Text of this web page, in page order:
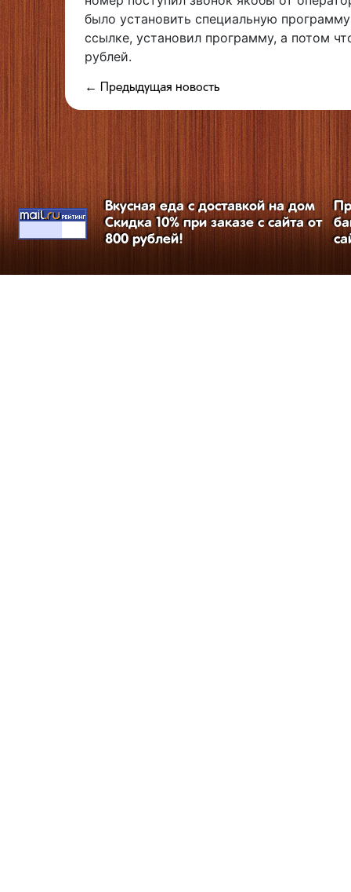
было установить специальную
ссылке, установил программу, а потом
рублей.
← Предыдущая новость
Вкусная еда с доставкой на дом
Скидка 10% при заказе с сайта от
800 рублей!